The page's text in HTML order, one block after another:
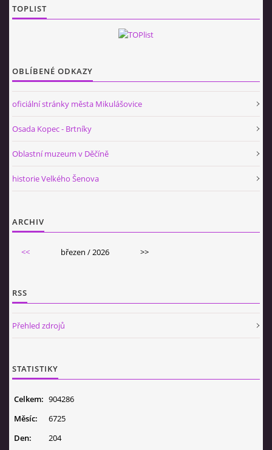
TOPLIST
OBLÍBENÉ ODKAZY
oficiální stránky města Mikulášovice
Osada Kopec - Brtníky
Oblastní muzeum v Děčíně
historie Velkého Šenova
ARCHIV
<< březen / 2026 >>
RSS
Přehled zdrojů
STATISTIKY
Celkem: 904286
Měsíc:
6725
Den:
204